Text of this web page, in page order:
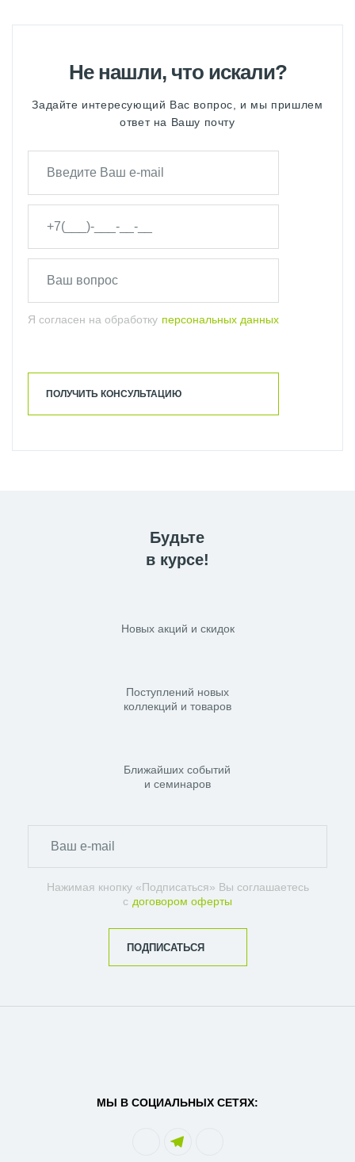
Не нашли, что искали?
Задайте интересующий Вас вопрос, и мы пришлем
ответ на Вашу почту
Я согласен на обработку персональных данных
ПОЛУЧИТЬ КОНСУЛЬТАЦИЮ
Будьте
в курсе!
Новых акций и скидок
Поступлений новых
коллекций и товаров
Ближайших событий
и семинаров
Нажимая кнопку «Подписаться» Вы соглашаетесь
с договором оферты
ПОДПИСАТЬСЯ
МЫ В СОЦИАЛЬНЫХ СЕТЯХ: